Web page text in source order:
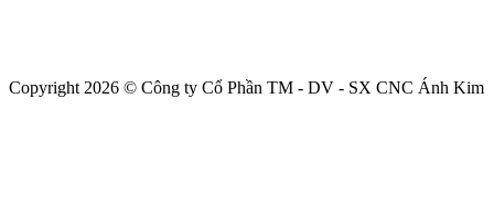
Copyright 2026 © Công ty Cổ Phần TM - DV - SX CNC Ánh Kim